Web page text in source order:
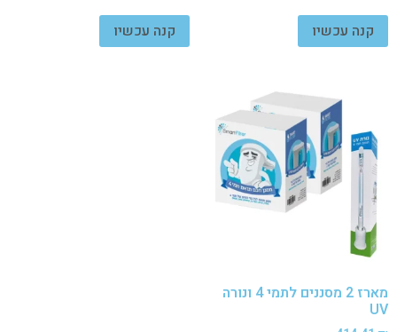
קנה עכשיו קנה עכשיו
מארז 2 מסננים לתמי 4 ונורה
UV